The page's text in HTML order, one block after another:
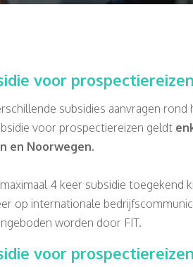
voor
subsidies aanvragen
voor prospectiereizen geldt
en Noorwegen.
4 keer subsidie toegekend
op internationale
worden door FIT.
voor